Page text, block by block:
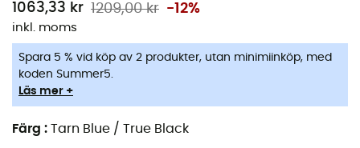
1063,33 kr 1209,00 kr -12%
inkl. moms
Spara 5 % vid köp av 2 produkter, utan minimiinköp, med
koden Summer5.
Läs mer +
Färg : Tarn Blue / True Black